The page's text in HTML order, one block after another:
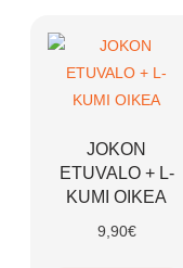
JOKON
ETUVALO + L-
KUMI OIKEA
9,90€